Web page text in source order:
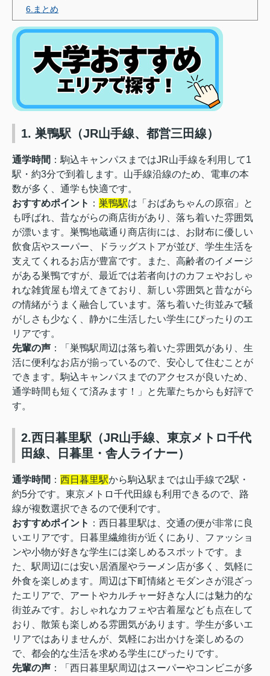
6.まとめ
1. 巣鴨駅（JR山手線、都営三田線）
通学時間 ：駒込キャンパスまではJR山手線を利用して1
駅・約3分で到着します。山手線沿線のため、電車の本
数が多く、通学も快適です。
おすすめポイント ： 巣鴨駅は「おばあちゃんの原宿」と
も呼ばれ、昔ながらの商店街があり、落ち着いた雰囲気
が漂います。巣鴨地蔵通り商店街には、お財布に優しい
飲食店やスーパー、ドラッグストアが並び、学生生活を
支えてくれるお店が豊富です。
また、高齢者のイメージ
がある巣鴨ですが、最近では若者向けのカフェやおしゃ
れな雑貨屋も増えてきており、新しい雰囲気と昔ながら
の情緒がうまく融合しています。落ち着いた街並みで騒
がしさも少なく、静かに生活したい学生にぴったりのエ
リアです。
先輩の声 ：「巣鴨駅周辺は落ち着いた雰囲気があり、生
活に便利なお店が揃っているので、安心して住むことが
できます。駒込キャンパスまでのアクセスが良いため、
通学時間も短くて済みます！」と先輩たちからも好評で
す。
2.西日暮里駅（JR山手線、東京メトロ千代
田線、日暮里・舎人ライナー）
通学時間 ： 西日暮里駅から駒込駅までは山手線で2駅・
約5分です。東京メトロ千代田線も利用できるので、路
線が複数選択できるので便利です。
おすすめポイント ：西日暮里駅は、交通の便が非常に良
いエリアです。日暮里繊維街が近くにあり、ファッショ
ンや小物が好きな学生には楽しめるスポットです。ま
た、駅周辺には安い居酒屋やラーメン店が多く、気軽に
外食を楽しめます。
周辺は下町情緒とモダンさが混ざっ
たエリアで、アートやカルチャー好きな人には魅力的な
街並みです。おしゃれなカフェや古着屋なども点在して
おり、散策も楽しめる雰囲気があります。学生が多いエ
リアではありませんが、気軽にお出かけを楽しめるの
で、都会的な生活を求める学生にぴったりです。
先輩の声 ：「西日暮里駅周辺はスーパーやコンビニが多